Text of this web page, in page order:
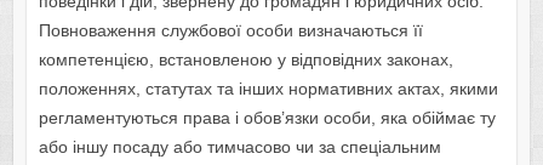
Повноваження службової особи визначаються її
компетенцією, встановленою у відповідних законах,
положеннях, статутах та інших нормативних актах, якими
регламентуються права і обов’язки особи, яка обіймає ту
або іншу посаду або тимчасово чи за спеціальним